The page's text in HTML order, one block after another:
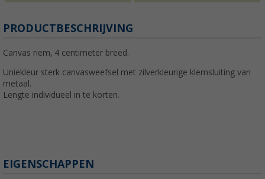
PRODUCTBESCHRIJVING
Canvas riem, 4 centimeter breed.
Uniekleur sterk canvasweefsel met zilverkleurige klemsluiting van
metaal.
Lengte individueel in te korten.
EIGENSCHAPPEN